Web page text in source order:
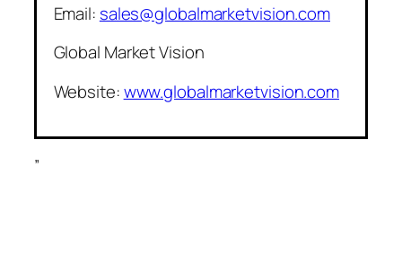
Email: sales@globalmarketvision.com
Global Market Vision
Website:www.globalmarketvision.com
”